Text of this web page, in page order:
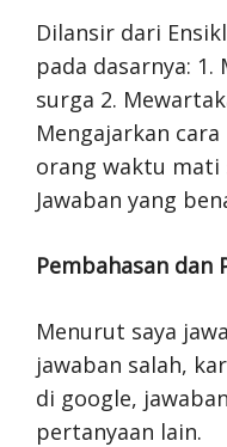
Dilansir dari
pada dasarnya:
surga 2.
Mengajarkan
orang waktu mati
Jawaban yang
Pembahasan dan
Menurut saya
jawaban salah,
di google,
pertanyaan lain.